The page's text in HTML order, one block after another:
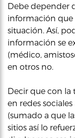
Debe depender
información que
situación. Así,
información se
(médico,
en otros no.
Decir que con
en redes
(sumado a que
sitios así lo